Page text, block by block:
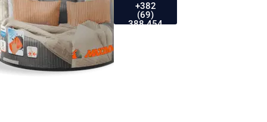
+382
(69)
388 454